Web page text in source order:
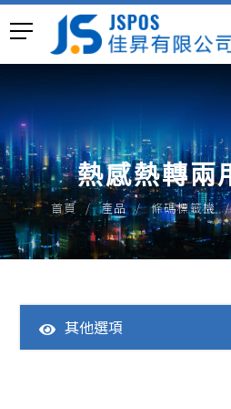
熱感熱轉兩
首頁 產品 條碼標籤機
其他選項
全部產品